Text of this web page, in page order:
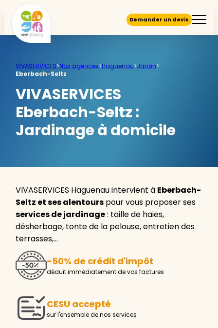
Demander un devis
VIVASERVICES>Nos agences>Haguenau>Jardin>
Eberbach-Seltz
VIVASERVICES
Eberbach-Seltz :
Jardinage à domicile
VIVASERVICES Haguenau intervient à Eberbach-
Seltz et ses alentours pour vous proposer ses
services de jardinage: taille de haies,
désherbage, tonte de la pelouse, entretien des
terrasses,…
-50% de crédit d'impôt
déduit immédiatement de vos factures
CESU accepté
sur l'ensemble de nos services